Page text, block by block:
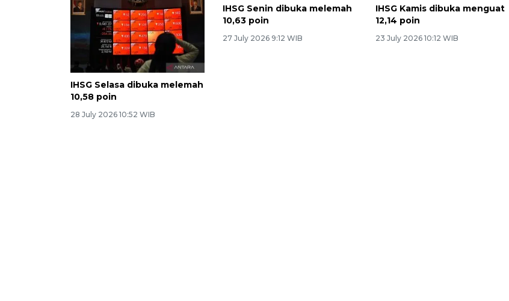
IHSG Selasa dibuka melemah
10,58 poin
28 July 2026 10:52 WIB
IHSG Senin dibuka melemah
10,63 poin
27 July 2026 9:12 WIB
IHSG Kamis dibuka menguat
12,14 poin
23 July 2026 10:12 WIB